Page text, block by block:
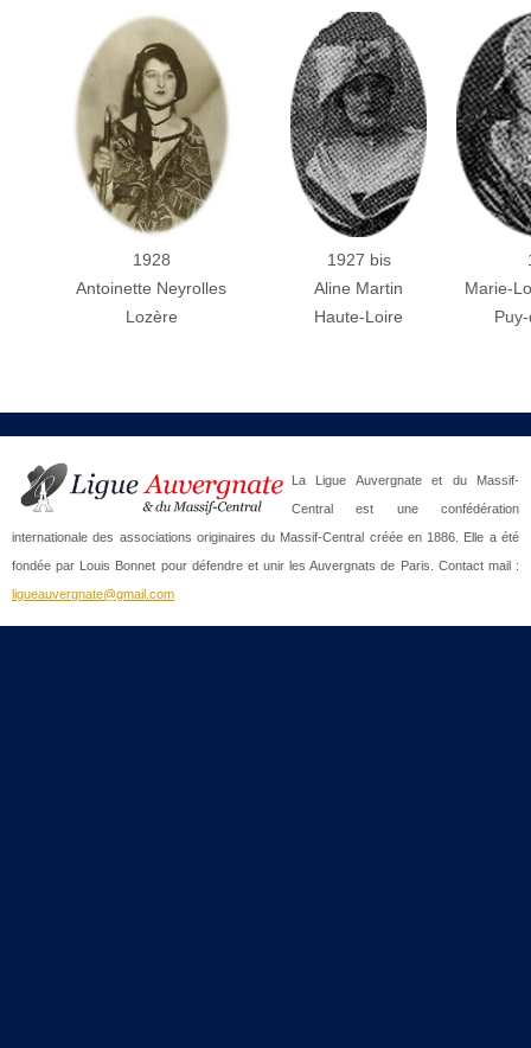
1928
Antoinette Neyrolles
Lozère
1927 bis
Aline Martin
Haute-Loire
Marie-
La Ligue Auvergnate et du Massif-
Central est une confédération
internationale des associations originaires du Massif-Central créée en 1886. Elle a été
fondée par Louis Bonnet pour défendre et unir les Auvergnats de Paris. Contact mail :
ligueauvergnate@gmail.com